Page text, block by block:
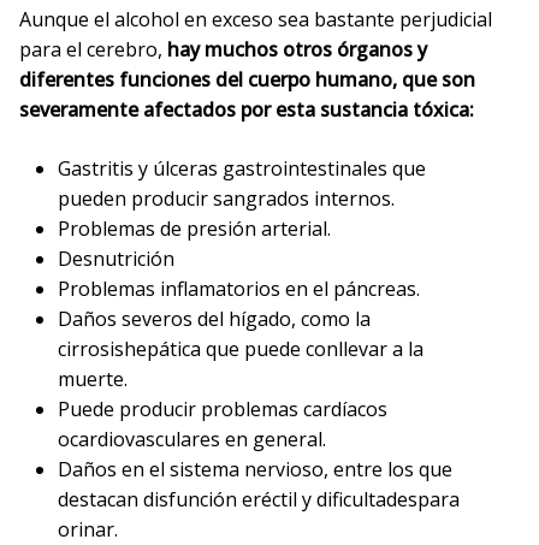
Aunque el alcohol en exceso sea bastante perjudicial
para el cerebro, hay muchos otros órganos y
diferentes funciones del cuerpo humano, que son
severamente afectados por esta sustancia tóxica:
Gastritis y úlceras gastrointestinales que
pueden producir sangrados internos.
Problemas de presión arterial.
Desnutrición
Problemas inflamatorios en el páncreas.
Daños severos del hígado, como la
cirrosishepática que puede conllevar a la
muerte.
Puede producir problemas cardíacos
ocardiovasculares en general.
Daños en el sistema nervioso, entre los que
destacan disfunción eréctil y dificultadespara
orinar.